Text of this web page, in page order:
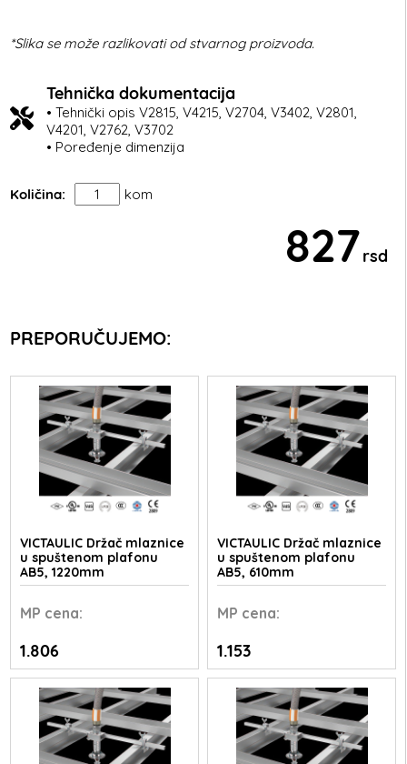
*Slika se može razlikovati od stvarnog proizvoda.
Tehnička dokumentacija
• Tehnički opis V2815, V4215, V2704, V3402, V2801,
V4201, V2762, V3702
• Poređenje dimenzija
Količina: kom
827rsd
PREPORUČUJEMO:
VICTAULIC Držač mlaznice
u spuštenom plafonu
AB5, 1220mm
MP cena:
1.806
VICTAULIC Držač mlaznice
u spuštenom plafonu
AB5, 610mm
MP cena:
1.153